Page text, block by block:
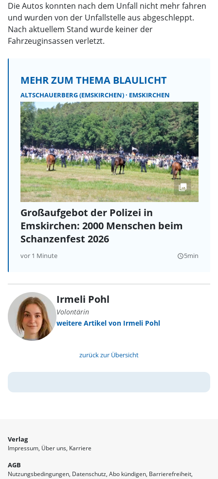
Die Autos konnten nach dem Unfall nicht mehr fahren
und wurden von der Unfallstelle aus abgeschleppt.
Nach aktuellem Stand wurde keiner der
Fahrzeuginsassen verletzt.
MEHR ZUM THEMA BLAULICHT
ALTSCHAUERBERG (EMSKIRCHEN) EMSKIRCHEN
Großaufgebot der Polizei in
Emskirchen: 2000 Menschen beim
Schanzenfest 2026
vor 1 Minute query_builder5min
Irmeli Pohl
Volontärin
weitere Artikel von Irmeli Pohl
zurück zur Übersicht
Verlag
Impressum Über uns Karriere
AGB
Nutzungsbedingungen Datenschutz Abo kündigen Barrierefreiheit